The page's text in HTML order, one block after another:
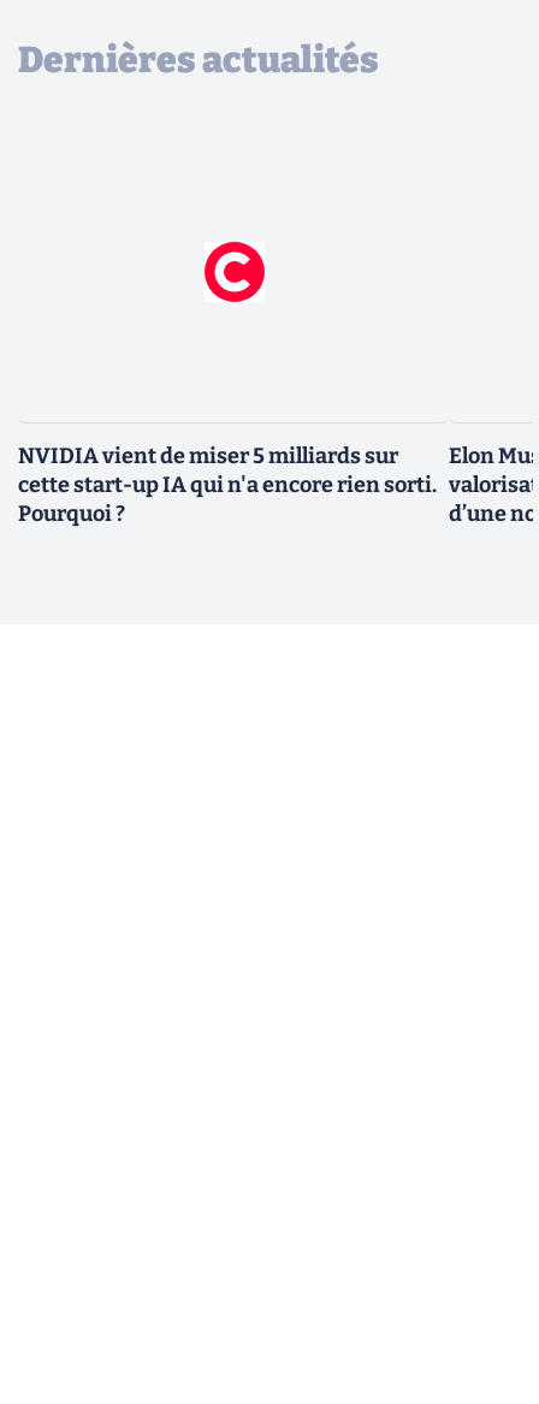
Dernières actualités
NVIDIA vient de miser 5 milliards sur
cette start-up IA qui n'a encore rien sorti.
Pourquoi ?
Elon
d’une